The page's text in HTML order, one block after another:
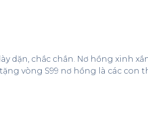
dặn, chắc chắn. Nơ hồng xinh
vòng S99 nơ hồng là các con